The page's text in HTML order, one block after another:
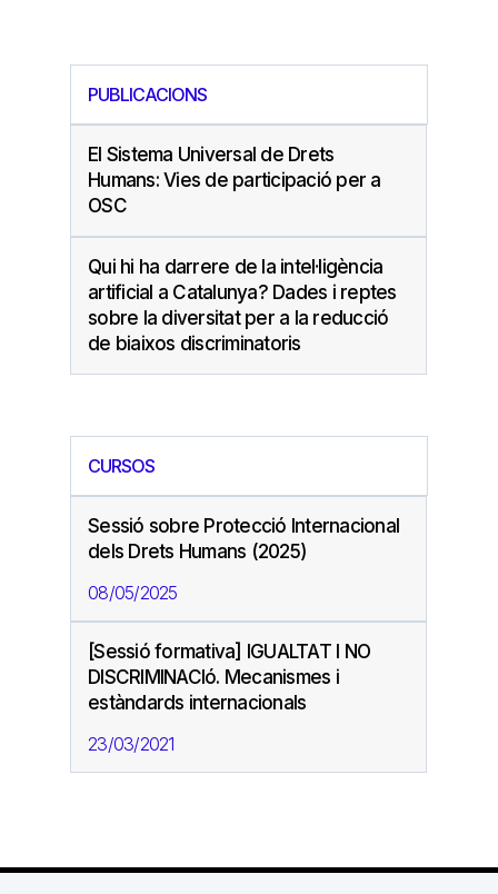
PUBLICACIONS
El Sistema Universal de Drets
Humans: Vies de participació per a
OSC
Qui hi ha darrere de la intel·ligència
artificial a Catalunya? Dades i reptes
sobre la diversitat per a la reducció
de biaixos discriminatoris
CURSOS
Sessió sobre Protecció Internacional
dels Drets Humans (2025)
08/05/2025
[Sessió formativa] IGUALTAT I NO
DISCRIMINACIó. Mecanismes i
estàndards internacionals
23/03/2021